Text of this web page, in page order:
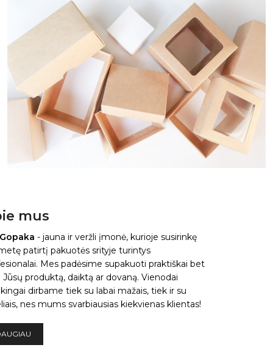
mus
- jauna ir veržli įmonė, kurioje susirinkę
patirtį pakuotės srityje turintys
Mes padėsime supakuoti praktiškai bet
produktą, daiktą ar dovaną. Vienodai
dirbame tiek su labai mažais, tiek ir su
nes mums svarbiausias kiekvienas klientas!